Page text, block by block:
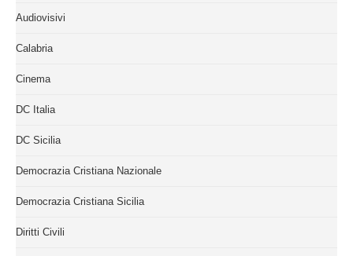
Audiovisivi
Calabria
Cinema
DC Italia
DC Sicilia
Democrazia Cristiana Nazionale
Democrazia Cristiana Sicilia
Diritti Civili